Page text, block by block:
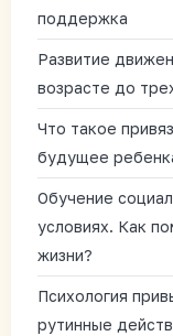
поддержка
Развитие
возрасте до
Что такое
будущее
Обучение
условиях. Как
жизни?
Психология
рутинные